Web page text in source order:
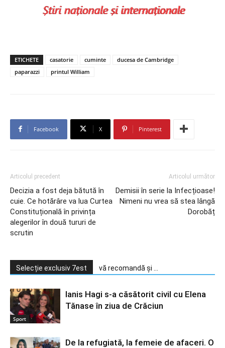
ETICHETE casatorie cuminte
ducesa de Cambridge
paparazzi
printul William
Facebook X Pinterest
Articolul precedent
Decizia a fost deja bătută în
cuie. Ce hotărâre va lua Curtea
Constituțională în privința
alegerilor în două tururi de
scrutin
Articolul următor
Demisii în serie la Infecțioase!
Nimeni nu vrea să stea lângă
Dorobăț
Selecție exclusiv 7est vă recomandă și ...
Sport
Ianis Hagi s-a căsătorit civil cu Elena
Tănase în ziua de Crăciun
De la refugiată, la femeie de afaceri. O